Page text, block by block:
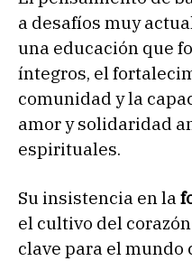
a desafíos muy
una educación que
íntegros, el
comunidad y la
amor y solidaridad
espirituales.
Su insistencia en la
el cultivo del
clave para el mundo